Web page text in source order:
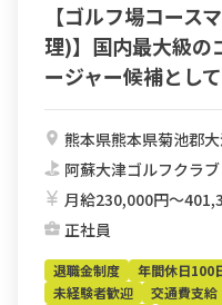
【ゴルフ場コース
理)】国内最大級の
ージャー候補とし
熊本県熊本県菊池郡
阿蘇大津ゴルフクラブ
月給230,000円〜
正社員
退職金制度 年間休日100
未経験者歓迎
交通費支給